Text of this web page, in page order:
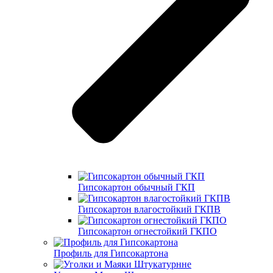
Гипсокартон обычный ГКП
Гипсокартон влагостойкий ГКПВ
Гипсокартон огнестойкий ГКПО
Профиль для Гипсокартона